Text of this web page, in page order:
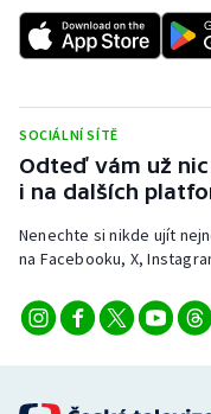
Short track
Sportovní střelba
Stolní tenis
Veslování
Vodní slalom
SOCIÁLNÍ SÍTĚ
Odteď vám už
i na dalších
Nenechte si nikde ujít
na Facebooku, X,